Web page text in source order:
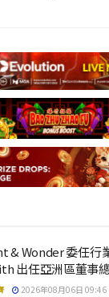
& Wonder 委任行
出任亞洲區董事
2026年08月06日 09:46